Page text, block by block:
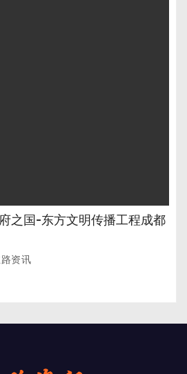
之国-东方文明传播工程成都
资讯